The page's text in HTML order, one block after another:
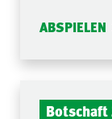
ABSPIELEN